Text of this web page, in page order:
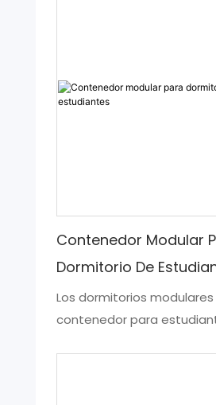
Contenedor Modular
Dormitorio De
Los dormitorios
contenedor para